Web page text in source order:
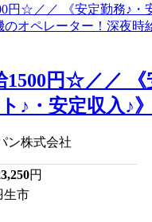
円☆／／ 《
♪・安定収入♪
ン株式会社
円
生市